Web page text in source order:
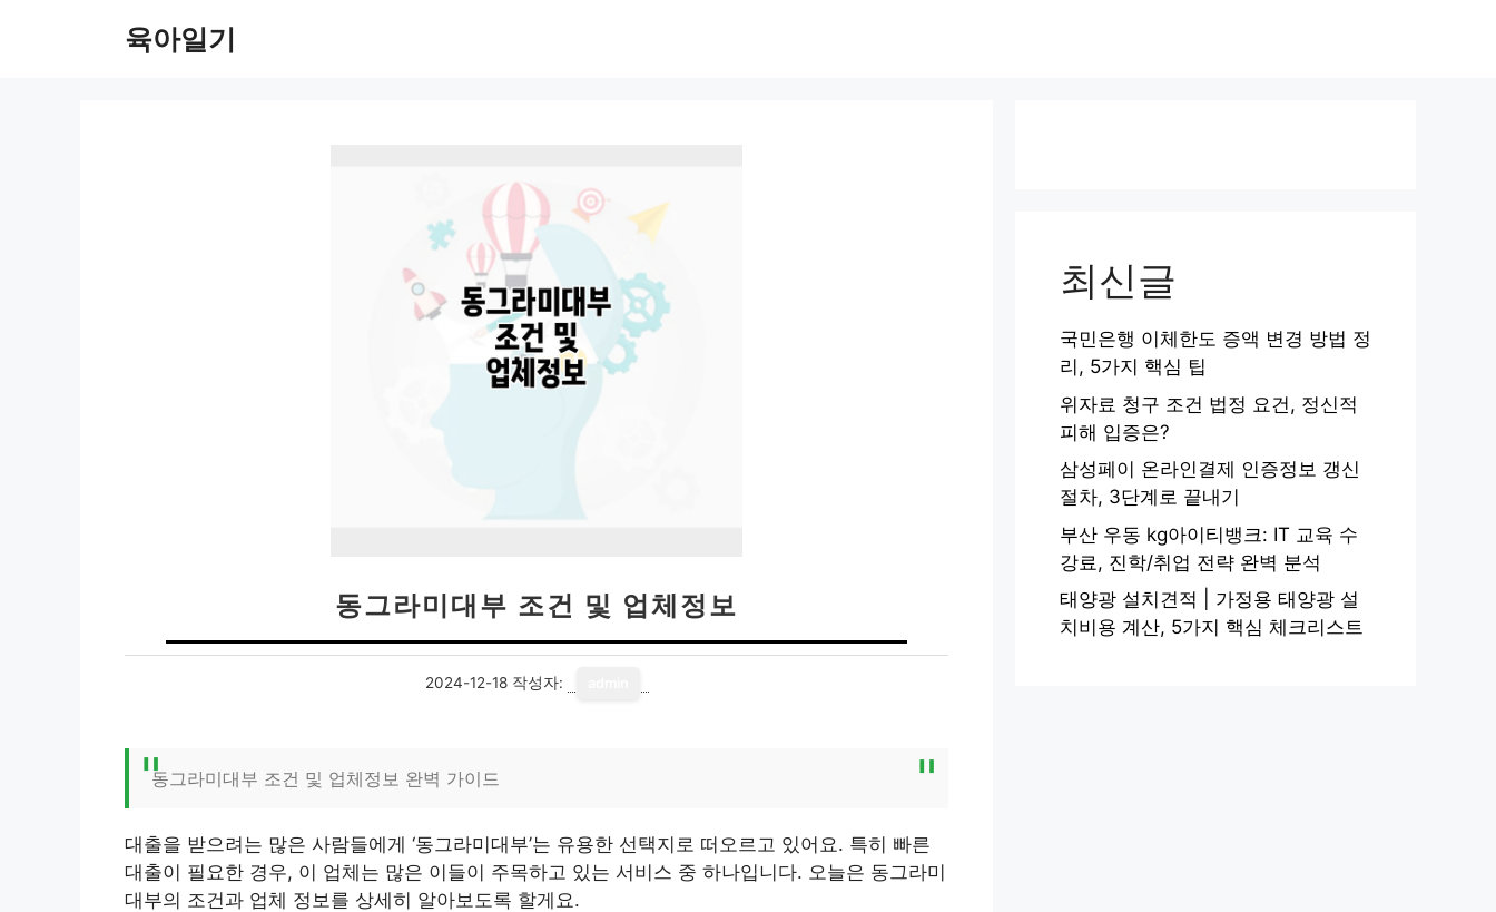
육아일기
동그라미대부 조건 및 업체정보
2024-12-18 작성자:
동그라미대부 조건 및 업체정보 완벽 가이드
대출을 받으려는 많은 사람들에게 ‘동그라미대부’는 유용한 선택지로 떠오르고 있어요. 특히 빠른
대출이 필요한 경우, 이 업체는 많은 이들이 주목하고 있는 서비스 중 하나입니다. 오늘은 동그라미
대부의 조건과 업체 정보를 상세히 알아보도록 할게요.
최신글
국민은행 이체한도 증액 변경 방법 정
리, 5가지 핵심 팁
위자료 청구 조건 법정 요건, 정신적
피해 입증은?
삼성페이 온라인결제 인증정보 갱신
절차, 3단계로 끝내기
부산 우동 kg아이티뱅크: IT 교육 수
강료, 진학/취업 전략 완벽 분석
태양광 설치견적 | 가정용 태양광 설
치비용 계산, 5가지 핵심 체크리스트